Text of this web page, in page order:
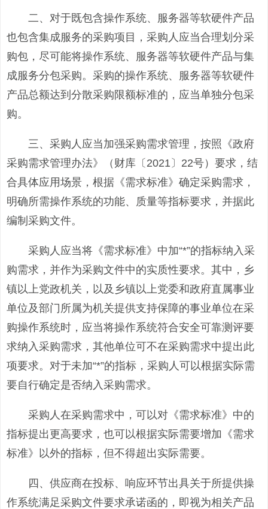
二、对于既包含操作系统、服务器等软硬件产品
也包含集成服务的采购项目，采购人应当合理划分采
购包，尽可能将操作系统、服务器等软硬件产品与集
成服务分包采购。采购的操作系统、服务器等软硬件
产品总额达到分散采购限额标准的，应当单独分包采
购。
三、采购人应当加强采购需求管理，按照《政府
采购需求管理办法》（财库〔2021〕22号）要求，结
合具体应用场景，根据《需求标准》确定采购需求，
明确所需操作系统的功能、质量等指标要求，并据此
编制采购文件。
采购人应当将《需求标准》中加“*”的指标纳入采
购需求，并作为采购文件中的实质性要求。其中，乡
镇以上党政机关，以及乡镇以上党委和政府直属事业
单位及部门所属为机关提供支持保障的事业单位在采
购操作系统时，应当将操作系统符合安全可靠测评要
求纳入采购需求，其他单位可不在采购需求中提出此
项要求。对于未加“*”的指标，采购人可以根据实际需
要自行确定是否纳入采购需求。
采购人在采购需求中，可以对《需求标准》中的
指标提出更高要求，也可以根据实际需要增加《需求
标准》以外的指标，但不得超出实际需要。
四、供应商在投标、响应环节出具关于所提供操
作系统满足采购文件要求承诺函的，即视为相关产品